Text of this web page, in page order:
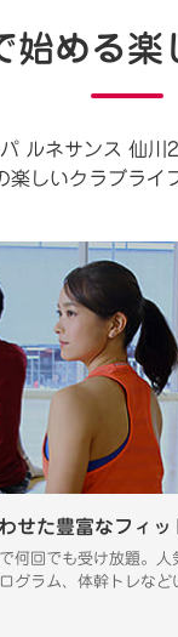
始める楽
ルネサンス 仙川
楽しいクラブライ
せた豊富なフィ
何回でも受け放題。人
グラム、体幹トレなど